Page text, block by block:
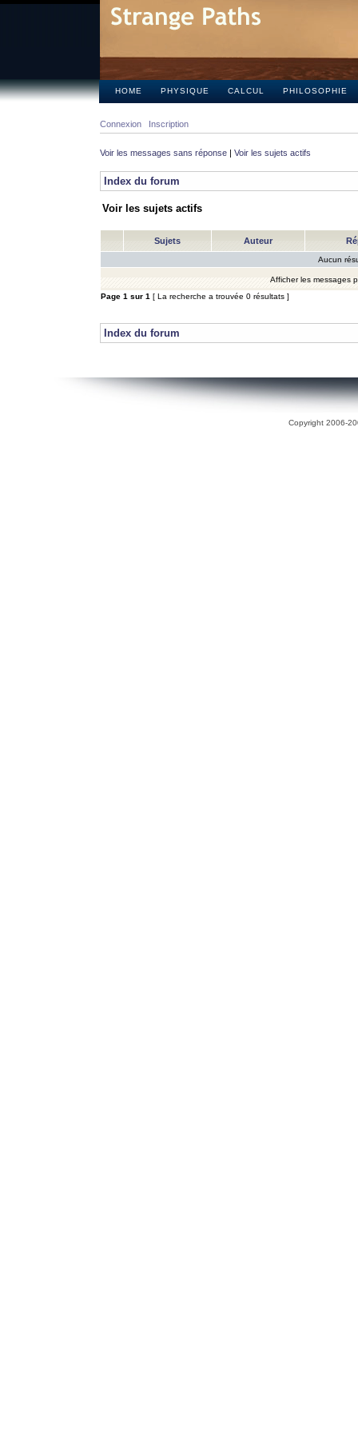
HOME PHYSIQUE CALCUL PHILOSOPHIE
Connexion Inscription
Voir les messages sans réponse | Voir les sujets actifs
Index du forum
Voir les sujets actifs
Sujets Auteur
Aucun
Afficher les messages
Page 1 sur 1 [ La recherche a trouvée 0 résultats ]
Index du forum
Copyright 2006-